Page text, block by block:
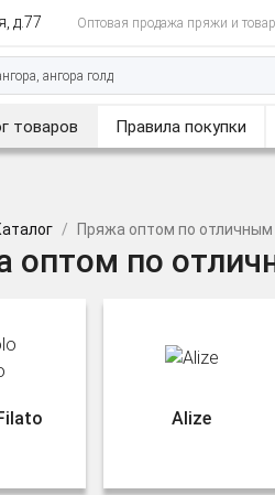
д.77 Оптовая продажа пряжи и
товаров Правила покупки
Пряжа оптом по
оптом по
Alize